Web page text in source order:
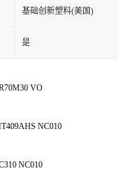
基础创新塑料(美国)
是
VO
NC010
NC010